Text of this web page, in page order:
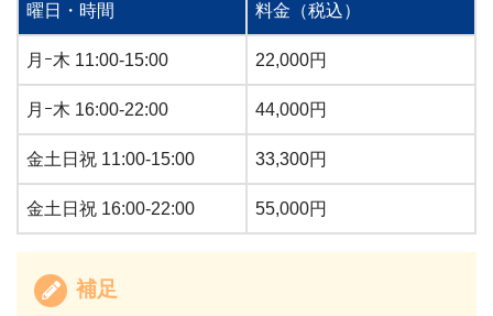
曜日・時間 料金（税込）
月ｰ木 11:00-15:00 22,000円
月ｰ木 16:00-22:00 44,000円
金土日祝 11:00-15:00 33,300円
金土日祝 16:00-22:00 55,000円
補足